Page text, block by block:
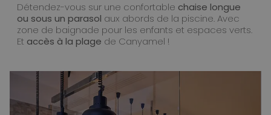
Détendez-vous sur une confortable chaise longue
ou sous un parasol aux abords de la piscine. Avec
zone de baignade pour les enfants et espaces verts.
Et accès à la plage de Canyamel !